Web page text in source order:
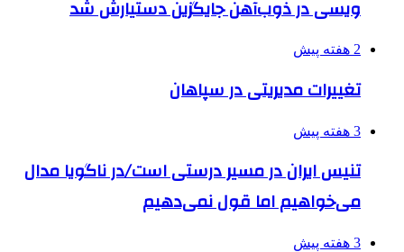
ویسی در ذوب‌آهن جایگزین دستیارش شد
2 هفته پیش
تغییرات مدیریتی در سپاهان
3 هفته پیش
تنیس ایران در مسیر درستی است/در ناگویا مدال
می‌خواهیم اما قول نمی‌دهیم
3 هفته پیش